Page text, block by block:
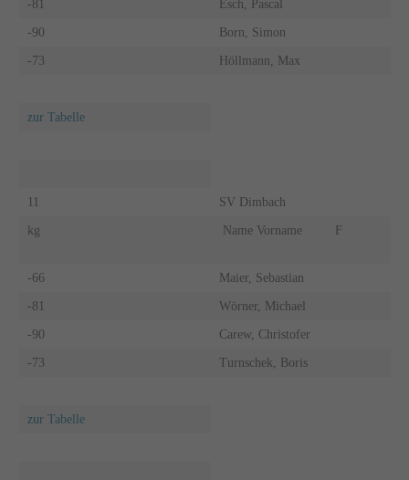
-81 Esch, Pascal
-90 Born, Simon
-73 Höllmann, Max
zur Tabelle
11 SV Dimbach
kg Name Vorname F
-66 Maier, Sebastian
-81 Wörner, Michael
-90 Carew, Christofer
-73 Turnschek, Boris
zur Tabelle